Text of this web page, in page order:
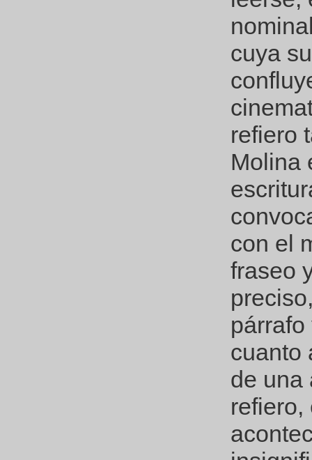
cuya
refiero
Molina
con el
fraseo
cuanto
de una
refiero,